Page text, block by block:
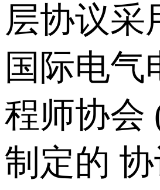
层协议采
国际电气
程师协会
制定的 协